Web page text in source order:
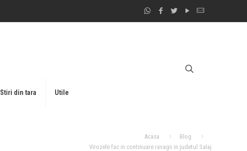
Stiri din tara Utile
Acasa
Blog
Virozele fac in continuare ravagii in judetul Salaj